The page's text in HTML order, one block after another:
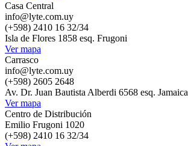
Casa Central
info@lyte.com.uy
(+598) 2410 16 32/34
Isla de Flores 1858 esq. Frugoni
Ver mapa
Carrasco
info@lyte.com.uy
(+598) 2605 2648
Av. Dr. Juan Bautista Alberdi 6568 esq. Jamaica
Ver mapa
Centro de Distribución
Emilio Frugoni 1020
(+598) 2410 16 32/34